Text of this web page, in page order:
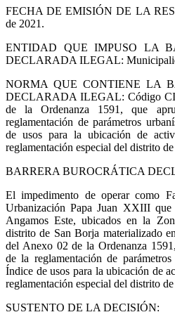
FECHA DE EMISIÓN DE LA
de 2021.
ENTIDAD QUE IMPUSO LA
DECLARADA ILEGAL:
NORMA QUE CONTIENE LA
DECLARADA ILEGAL: Código
de la Ordenanza 1591, que
reglamentación de parámetros
de usos para la ubicación de
reglamentación especial del distrito
BARRERA BUROCRÁTICA
El impedimento de operar como
Urbanización Papa Juan XXIII que
Angamos Este, ubicados en la
distrito de San Borja materializado
del Anexo 02 de la Ordenanza
de la reglamentación de
Índice de usos para la ubicación de
reglamentación especial del distrito
SUSTENTO DE LA DECISIÓN: